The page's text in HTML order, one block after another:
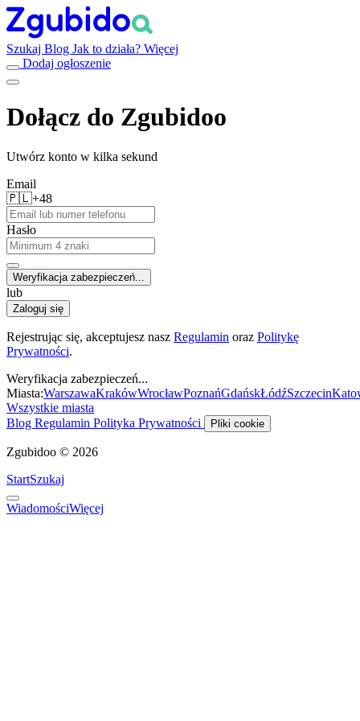
Szukaj Blog Jak to działa? Więcej
Dodaj ogłoszenie
Dołącz do Zgubidoo
Utwórz konto w kilka sekund
Email
🇵🇱+48
Hasło
Weryfikacja zabezpieczeń...
lub
Zaloguj się
Rejestrując się, akceptujesz nasz Regulamin oraz Politykę
Prywatności.
Weryfikacja zabezpieczeń...
Miasta:WarszawaKrakówWrocławPoznańGdańskŁódźSzczecin
Wszystkie miasta
Blog Regulamin Polityka Prywatności Pliki cookie
Zgubidoo © 2026
StartSzukaj
WiadomościWięcej